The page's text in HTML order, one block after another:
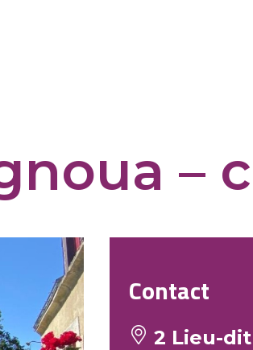
–
Contact
2 Lieu-dit